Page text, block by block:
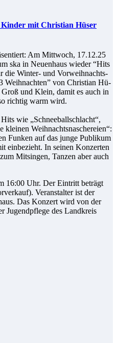
mit Chris­ti­an Hü­ser
Am Mitt­woch, 17.12.25
ska in Neu­en­haus wie­der “Hits
die Win­ter- und Vor­weih­nachts­
Weih­nach­ten” von Chris­ti­an Hü­
und Klein, da­mit es auch in
rich­tig warm wird.
wie „Schnee­ball­schlacht“,
klei­nen Weih­nachts­na­sche­rei­en“:
Fun­ken auf das jun­ge Pu­bli­kum
ein­be­zieht. In sei­nen Kon­zer­ten
Mit­sin­gen, Tan­zen aber auch
16:00 Uhr. Der Ein­tritt be­trägt
Ver­an­stal­ter ist der
Das Kon­zert wird von der
Ju­gend­pfle­ge des Land­kreis